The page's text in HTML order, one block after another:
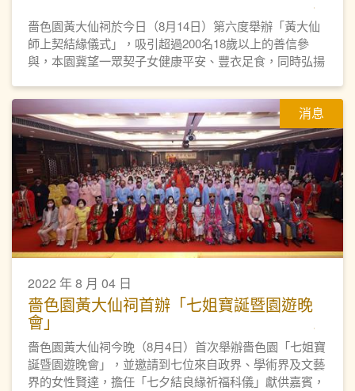
嗇色園黃大仙祠於今日（8月14日）第六度舉辦「黃大仙
師上契結緣儀式」，吸引超過200名18歲以上的善信參
與，本園冀望一眾契子女健康平安、豐衣足食，同時弘揚
消息
2022 年 8 月 04 日
嗇色園黃大仙祠首辦「七姐寶誕暨園遊晚
會」
嗇色園黃大仙祠今晚（8月4日）首次舉辦嗇色園「七姐寶
誕暨園遊晚會」，並邀請到七位來自政界、學術界及文藝
界的女性賢達，擔任「七夕結良緣祈福科儀」獻供嘉賓，